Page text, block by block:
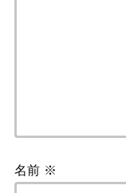
名前 ※